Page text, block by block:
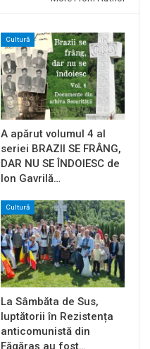
Cultură
A apărut volumul 4 al
seriei BRAZII SE FRÂNG,
DAR NU SE ÎNDOIESC de
Ion Gavrilă…
Cultură
La Sâmbăta de Sus,
luptătorii în Rezistența
anticomunistă din
Făgăraș au fost…